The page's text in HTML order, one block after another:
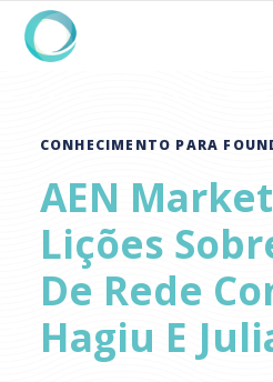
CONHECIMENTO PARA
AEN
Lições
De Rede
Hagiu E